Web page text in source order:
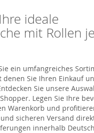
ideale
mit Rollen
ein umfangreiches
denen Sie Ihren Einkauf
Sie unsere
Legen Sie Ihre
Warenkorb und
sicheren Versand
innerhalb